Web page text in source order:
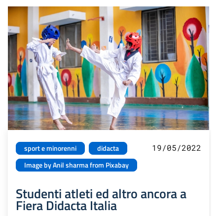
sport e minorenni
didacta
Image by Anil sharma from Pixabay
19/05/2022
Studenti atleti ed altro ancora a
Fiera Didacta Italia